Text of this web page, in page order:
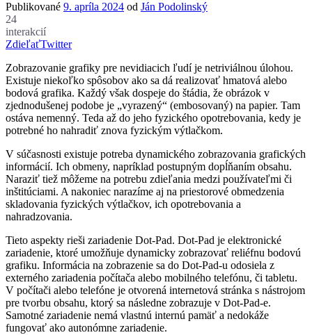
Publikované 9. apríla 2024 od Ján Podolinský
24
interakcií
ZdieľaťTwitter
Zobrazovanie grafiky pre nevidiacich ľudí je netriviálnou úlohou.
Existuje niekoľko spôsobov ako sa dá realizovať hmatová alebo
bodová grafika. Každý však dospeje do štádia, že obrázok v
zjednodušenej podobe je „vyrazený“ (embosovaný) na papier. Tam
ostáva nemenný. Teda až do jeho fyzického opotrebovania, kedy je
potrebné ho nahradiť znova fyzickým výtlačkom.
V súčasnosti existuje potreba dynamického zobrazovania grafických
informácií. Ich obmeny, napríklad postupným dopĺňaním obsahu.
Naraziť tiež môžeme na potrebu zdieľania medzi používateľmi či
inštitúciami. A nakoniec narazíme aj na priestorové obmedzenia
skladovania fyzických výtlačkov, ich opotrebovania a
nahradzovania.
Tieto aspekty rieši zariadenie Dot-Pad. Dot-Pad je elektronické
zariadenie, ktoré umožňuje dynamicky zobrazovať reliéfnu bodovú
grafiku. Informácia na zobrazenie sa do Dot-Pad-u odosiela z
externého zariadenia počítača alebo mobilného telefónu, či tabletu.
V počítači alebo telefóne je otvorená internetová stránka s nástrojom
pre tvorbu obsahu, ktorý sa následne zobrazuje v Dot-Pad-e.
Samotné zariadenie nemá vlastnú internú pamäť a nedokáže
fungovať ako autonómne zariadenie.